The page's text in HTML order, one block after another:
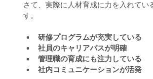
さて、実際に人材育成に力を入れて
す。
研修プログラムが充実している
社員のキャリアパスが明確
管理職の育成にも注力している
社内コミュニケーションが活発